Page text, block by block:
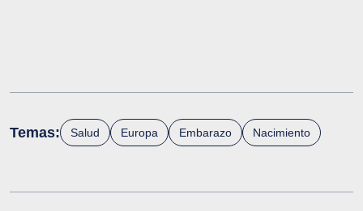
Temas: Salud Europa Embarazo Nacimiento